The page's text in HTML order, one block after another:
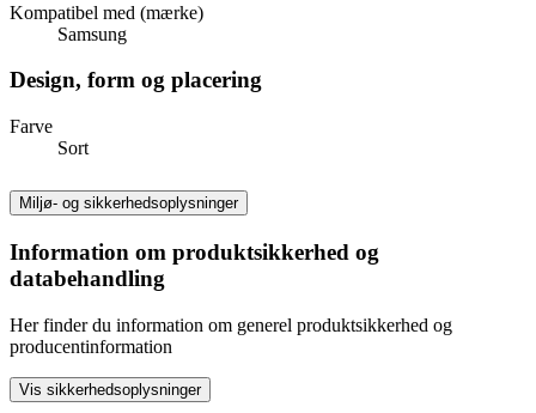
Kompatibel med (mærke)
Samsung
Design, form og placering
Farve
Sort
Miljø- og sikkerhedsoplysninger
Information om produktsikkerhed og
databehandling
Her finder du information om generel produktsikkerhed og
producentinformation
Vis sikkerhedsoplysninger